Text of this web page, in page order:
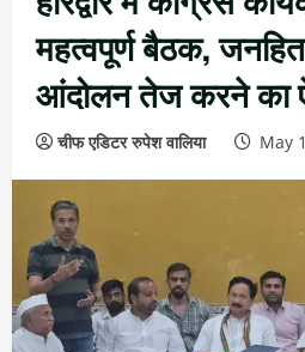
महत्वपूर्ण बैठक, जनहित
आंदोलन तेज करने का
चीफ एडिटर रुपेश वालिया May